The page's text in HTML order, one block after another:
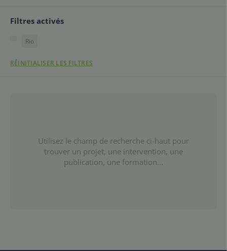
Filtres activés
Rio
RÉINITIALISER LES FILTRES
Utilisez le champ de recherche ci-haut pour
trouver un projet, une intervention, une
publication, une formation...